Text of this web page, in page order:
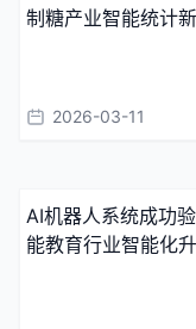
制糖产业智能统计
2026-03-11
AI机器人系统成功
能教育行业智能化